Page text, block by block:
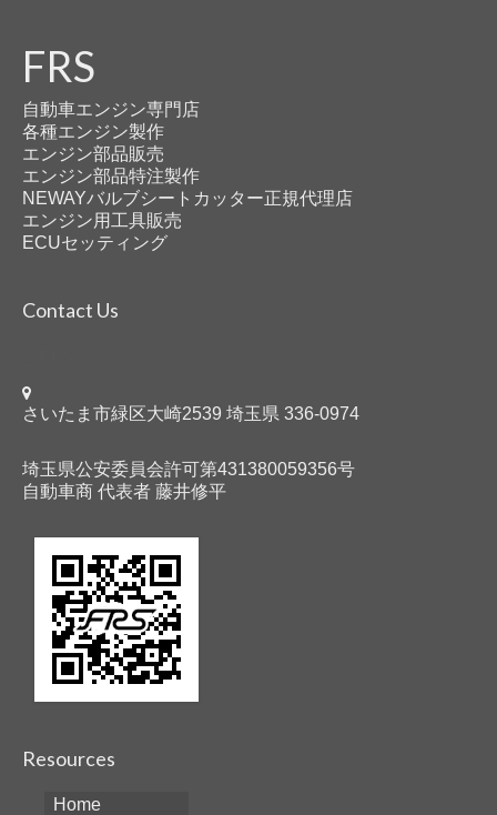
FRS
自動車エンジン専門店
各種エンジン製作
エンジン部品販売
エンジン部品特注製作
NEWAYバルブシートカッター正規代理店
エンジン用工具販売
ECUセッティング
Contact Us
さいたま市緑区大崎2539 埼玉県 336-0974
埼玉県公安委員会許可第431380059356号
自動車商 代表者 藤井修平
Resources
Home